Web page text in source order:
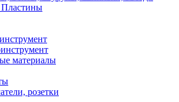
материалы
розетки